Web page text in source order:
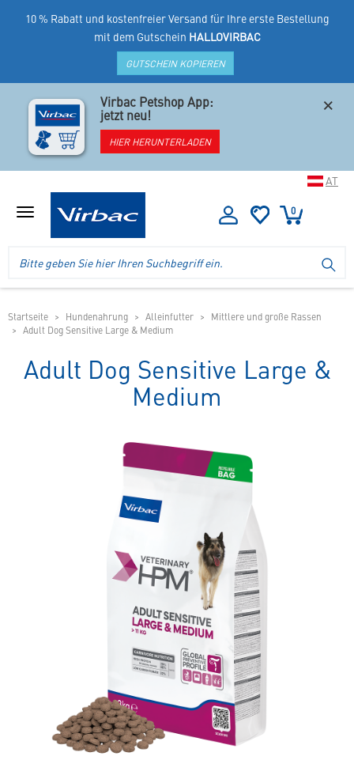
10 % Rabatt und kostenfreier Versand für Ihre erste Bestellung
mit dem Gutschein HALLOVIRBAC
GUTSCHEIN KOPIEREN
Virbac Petshop App:
jetzt neu!
HIER HERUNTERLADEN
×
AT
Menü
Virbac
Ihr
Shop
Tierfutter
0
Header
mobilen
Shop
Startseite Hundenahrung Alleinfutter
Mittlere und große Rassen
Adult Dog Sensitive Large & Medium
Adult Dog Sensitive Large &
Medium